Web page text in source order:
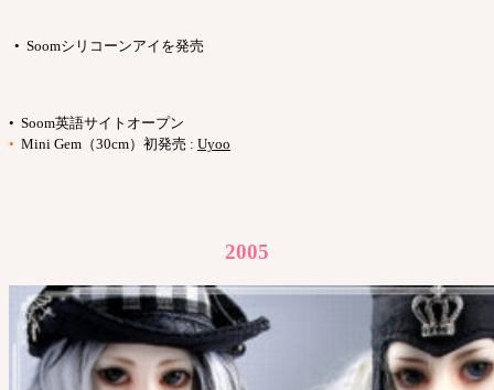
• Soomシリコーンアイを発売
• Soom英語サイトオープン
• Mini Gem（30cm）初発売 : Uyoo
2005